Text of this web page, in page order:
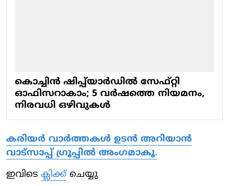
കൊച്ചിൻ ഷിപ്പ്‌യാർഡിൽ സേഫ്റ്റി
ഓഫിസറാകാം; 5 വർഷത്തെ നിയമനം,
നിരവധി ഒഴിവുകൾ
കരിയർ വാർത്തകൾ ഉടൻ അറിയാൻ
വാട്സാപ്പ് ഗ്രൂപ്പിൽ അംഗമാകൂ.
ഇവിടെ ക്ലിക്ക്ചെയ്യു